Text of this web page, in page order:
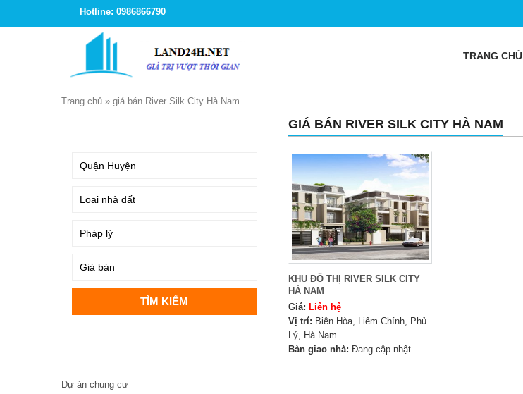
Hotline: 0986866790
TRANG CHỦ
Trang chủ » giá bán River Silk City Hà Nam
GIÁ BÁN RIVER SILK CITY HÀ NAM
KHU ĐÔ THỊ RIVER SILK CITY
HÀ NAM
Giá: Liên hệ
Vị trí: Biên Hòa, Liêm Chính, Phủ
Lý, Hà Nam
Bàn giao nhà: Đang cập nhật
Dự án chung cư